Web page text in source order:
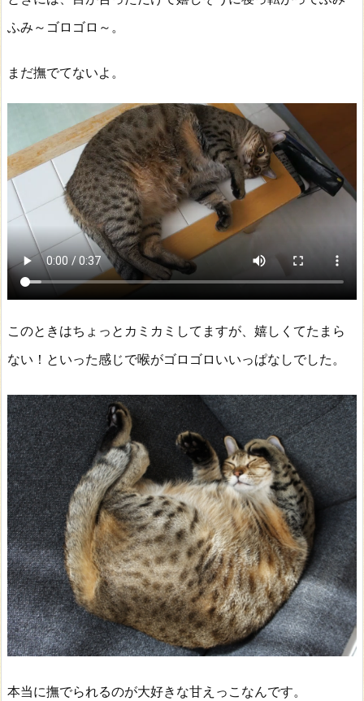
ふみ～ゴロゴロ～。
まだ撫でてないよ。
このときはちょっとカミカミしてますが、嬉しくてたまら
ない！といった感じで喉がゴロゴロいいっぱなしでした。
本当に撫でられるのが大好きな甘えっこなんです。